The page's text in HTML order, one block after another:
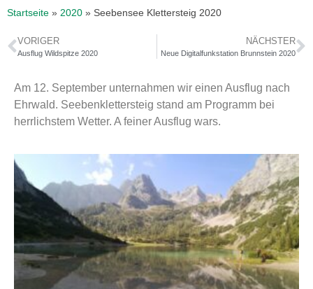
Startseite » 2020 » Seebensee Klettersteig 2020
VORIGER
Ausflug Wildspitze 2020
NÄCHSTER
Neue Digitalfunkstation Brunnstein 2020
Am 12. September unternahmen wir einen Ausflug nach
Ehrwald. Seebenklettersteig stand am Programm bei
herrlichstem Wetter. A feiner Ausflug wars.